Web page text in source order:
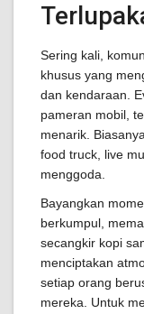
Sering kali,
khusus yang
dan kendaraan.
pameran mobil,
menarik.
food truck, live
menggoda.
Bayangkan
berkumpul,
secangkir kopi
menciptakan
setiap orang
mereka. Untuk